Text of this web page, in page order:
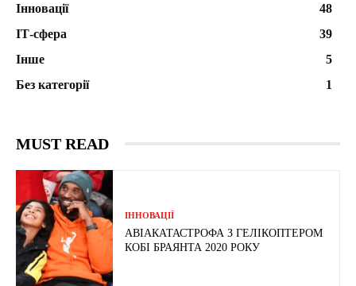
Інновації
48
ІТ-сфера
39
Інше
5
Без категорії
1
MUST READ
ІННОВАЦІЇ
АВІАКАТАСТРОФА З ГЕЛІКОПТЕРОМ
КОБІ БРАЯНТА 2020 РОКУ